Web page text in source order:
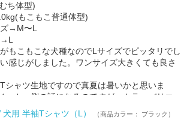
ち体型)
もこもこ普通体型)
→M〜L
もこもこな犬種なのでLサイズでピッタリでし
感じがしました。ワンサイズ大きくても良さ
シャツ生地ですので真夏は暑いかと思いま
ーカー側の話になるのですが、カラーバリエ
いですね。
犬用 半袖Tシャツ（L） （商品カラー： ブラック）